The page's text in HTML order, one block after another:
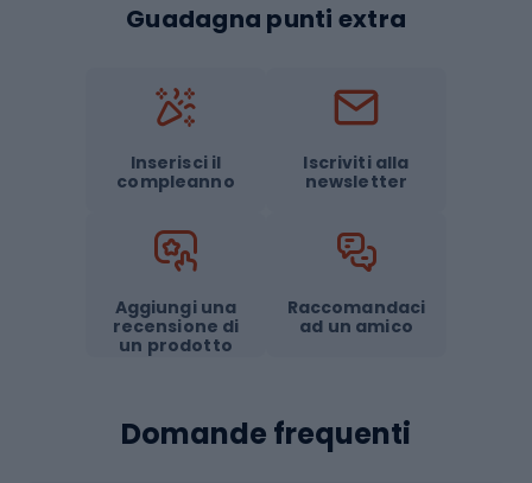
Guadagna punti extra
Inserisci il
compleanno
Iscriviti alla
newsletter
Aggiungi una
recensione di
un prodotto
Raccomandaci
ad un amico
Domande frequenti